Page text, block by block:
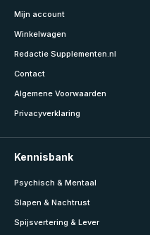
Mijn account
Winkelwagen
Redactie Supplementen.nl
Contact
Algemene Voorwaarden
Privacyverklaring
Kennisbank
Psychisch & Mentaal
Slapen & Nachtrust
Spijsvertering & Lever